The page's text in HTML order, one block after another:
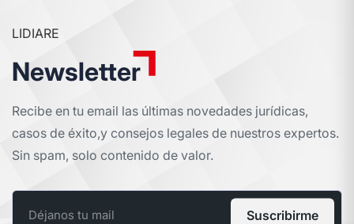
LIDIARE
Newsletter
Recibe en tu email las últimas novedades jurídicas,
casos de éxito,y consejos legales de nuestros expertos.
Sin spam, solo contenido de valor.
Suscribirme